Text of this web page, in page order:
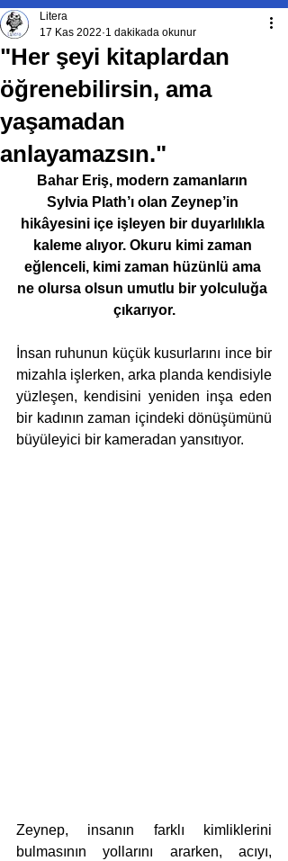
"Her şeyi kitaplardan
öğrenebilirsin, ama
yaşamadan
anlayamazsın."
Litera
17 Kas 2022 1 dakikada okunur
Bahar Eriş, modern zamanların
Sylvia Plath’ı olan Zeynep’in
hikâyesini içe işleyen bir duyarlılıkla
kaleme alıyor. Okuru kimi zaman
eğlenceli, kimi zaman hüzünlü ama
ne olursa olsun umutlu bir yolculuğa
çıkarıyor.
İnsan ruhunun küçük kusurlarını ince bir
mizahla işlerken, arka planda kendisiyle
yüzleşen, kendisini yeniden inşa eden
bir kadının zaman içindeki dönüşümünü
büyüleyici bir kameradan yansıtıyor.
Zeynep, insanın farklı kimliklerini
bulmasının yollarını ararken, acıyı,